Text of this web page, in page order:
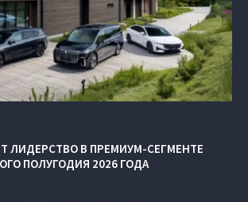
ЛИДЕРСТВО В ПРЕМИУМ-СЕГМЕНТЕ
ПОЛУГОДИЯ 2026 ГОДА